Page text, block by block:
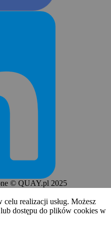
© QUAY.pl 2025
realizacji usług. Możesz
dostępu do plików cookies w